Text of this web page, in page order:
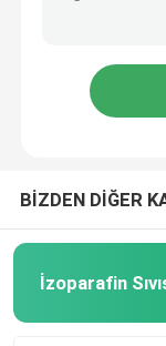
N-parafin
Hidrokarbon
BİZDEN DİĞER
İzoparafin